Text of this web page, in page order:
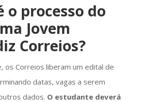
o processo do
Jovem
Correios?
os Correios liberam um edital de
datas, vagas a serem
dados. O estudante deverá